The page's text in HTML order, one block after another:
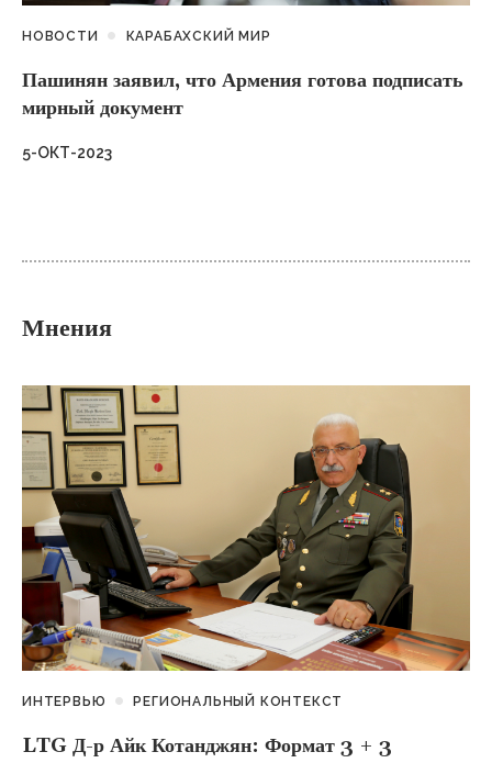
НОВОСТИ КАРАБАХСКИЙ МИР
Пашинян заявил, что Армения готова подписать
мирный документ
5-ОКТ-2023
Мнения
ИНТЕРВЬЮ РЕГИОНАЛЬНЫЙ КОНТЕКСТ
LTG Д-р Айк Котанджян: Формат 3 + 3